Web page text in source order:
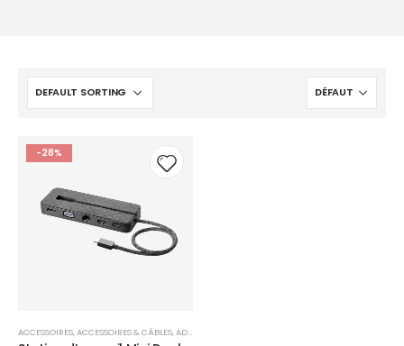
-28%
wishlist
ACCESSOIRES, ACCESSOIRES & CÂBLES, ADAPTATEURS